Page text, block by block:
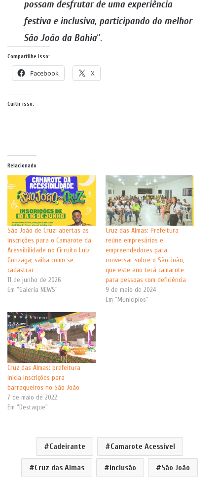
possam desfrutar de uma experiência
festiva e inclusiva, participando do melhor
São João da Bahia“.
Compartilhe isso:
Facebook X
Curtir isso:
Relacionado
São João de Cruz: abertas as
inscrições para o Camarote da
Acessibilidade no Circuito Luiz
Gonzaga; saiba como se
cadastrar
11 de junho de 2026
Em "Galeria NEWS"
Cruz das Almas: Prefeitura
reúne empresários e
empreendedores para
conversar sobre o São João,
que este ano terá camarote
para pessoas com deficiência
9 de maio de 2024
Em "Municípios"
Cruz das Almas: prefeitura
inicia inscrições para
barraqueiros no São João
7 de maio de 2022
Em "Destaque"
Cadeirante Camarote Acessível
Cruz das Almas Inclusão São João